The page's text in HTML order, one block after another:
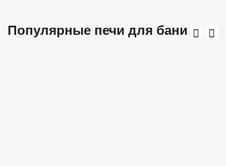
Популярные печи для бани